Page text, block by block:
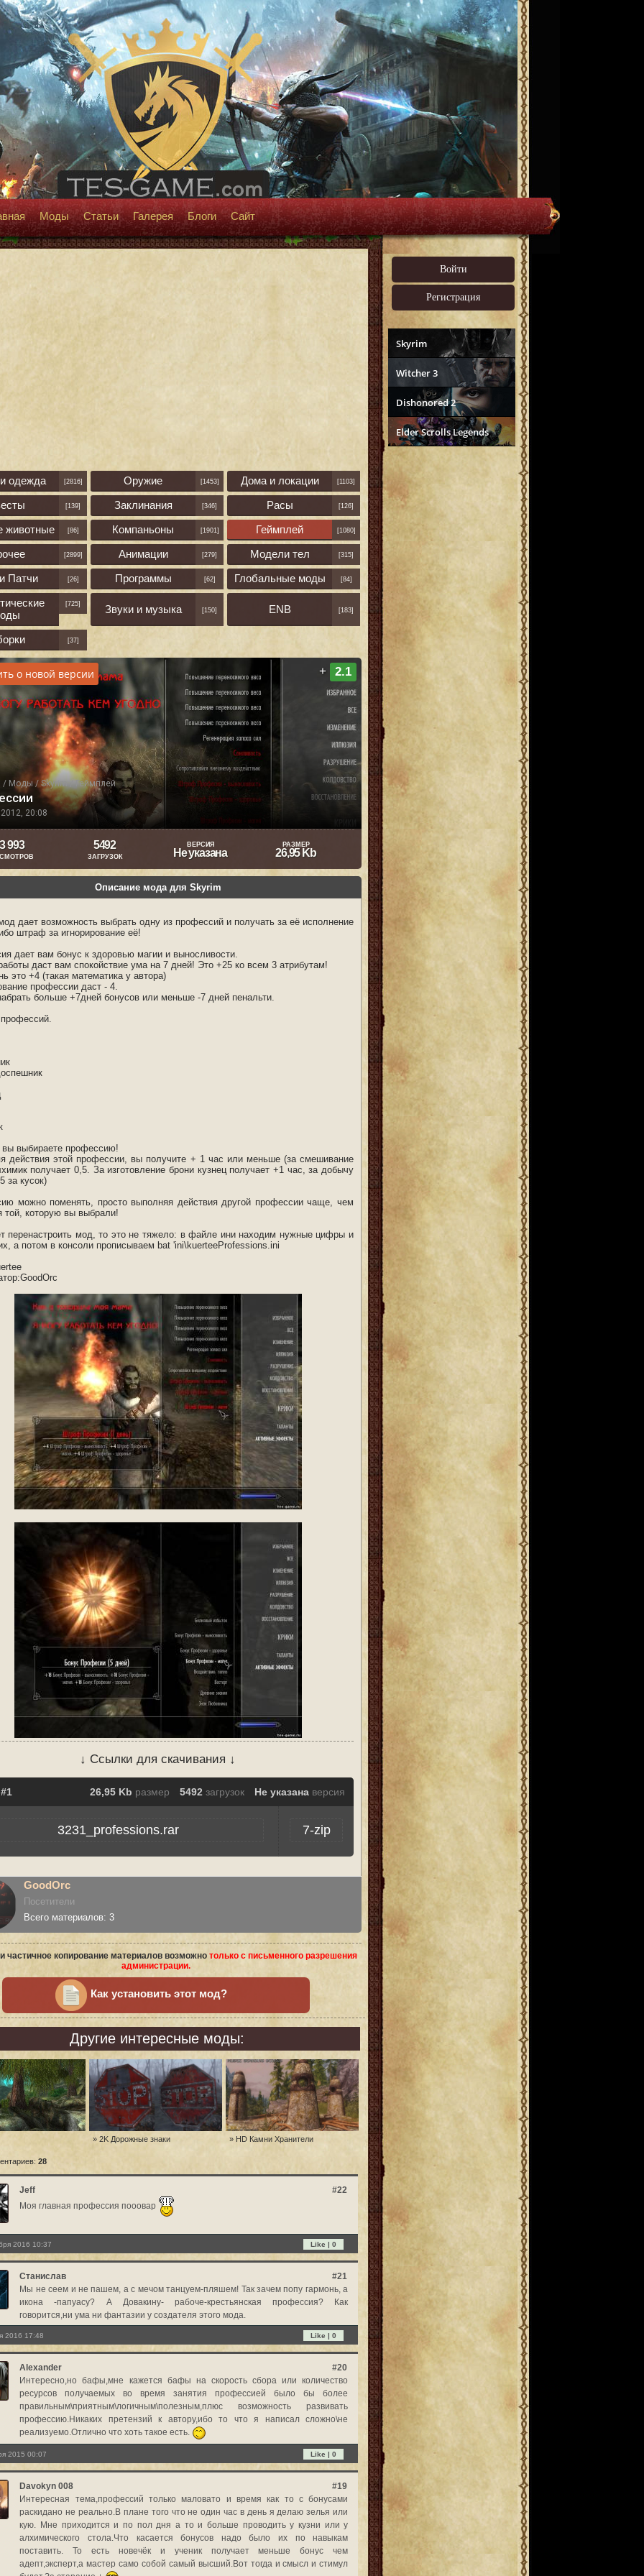
Моды Статьи Галерея Блоги Сайт
Войти
Регистрация
Skyrim
Witcher 3
Dishonored 2
Elder Scrolls Legends
одежда [2816] Оружие [1453] Дома и локации [1103]
[139] Заклинания [346] Расы [126]
животные [86] Компаньоны [1901] Геймплей [1080]
[2899] Анимации [279] Модели тел [315]
Патчи [26] Программы [62] Глобальные моды [84]
[725] Звуки и музыка [150] ENB [183]
[37]
/ Моды/ Skyrim Геймплей
20:08
о новой версии + 2.1
993 5492
ЗАГРУЗОК
ВЕРСИЯ
Не указана
РАЗМЕР
26,95 Kb
Описание мода для Skyrim
дает возможность выбрать одну из профессий и получать за её исполнение
штраф за игнорирование её!
дает вам бонус к здоровью магии и выносливости.
даст вам спокойствие ума на 7 дней! Это +25 ко всем 3 атрибутам!
это +4 (такая математика у автора)
профессии даст - 4.
больше +7дней бонусов или меньше -7 дней пенальти.
выбираете профессию!
действия этой профессии, вы получите + 1 час или меньше (за смешивание
получает 0,5. За изготовление брони кузнец получает +1 час, за добычу
за кусок)
можно поменять, просто выполняя действия другой профессии чаще, чем
той, которую вы выбрали!
перенастроить мод, то это не тяжело: в файле ини находим нужные цифры и
а потом в консоли прописываем bat 'ini\kuerteeProfessions.ini
↓ Ссылки для скачивания ↓
26,95 Kb размер 5492 загрузок Не указана версия
3231_professions.rar 7-zip
GoodOrc
Посетители
Всего материалов: 3
частичное копирование материалов возможно только с письменного разрешения
администрации.
Как установить этот мод?
Другие интересные моды:
» 2K Дорожные знаки » HD Камни Хранители
28
Jeff
#22
Моя главная профессия пооовар
2016 10:37 Like | 0
Станислав
#21
Мы не сеем и не пашем, а с мечом танцуем-пляшем! Так зачем попу гармонь, а
икона -папуасу? А Довакину- рабоче-крестьянская профессия? Как
говорится,ни ума ни фантазии у создателя этого мода.
2016 17:48 Like | 0
Alexander
#20
Интересно,но бафы,мне кажется бафы на скорость сбора или количество
ресурсов получаемых во время занятия профессией было бы более
правильным\приятным\логичным\полезным,плюс возможность развивать
профессию.Никаких претензий к автору,ибо то что я написал сложно\не
реализуемо.Отлично что хоть такое есть.
2015 00:07 Like | 0
Davokyn 008
#19
Интересная тема,профессий только маловато и время как то с бонусами
раскидано не реально.В плане того что не один час в день я делаю зелья или
кую. Мне приходится и по пол дня а то и больше проводить у кузни или у
алхимического стола.Что касается бонусов надо было их по навыкам
поставить. То есть новечёк и ученик получает меньше бонус чем
адепт,эксперт,а мастер само собой самый высший.Вот тогда и смысл и стимул